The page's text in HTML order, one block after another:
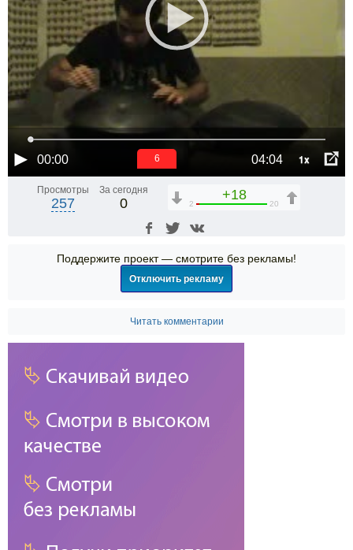
00:00 04:04 1x
6
Просмотры
257
За сегодня
0
+18
2 20
Поддержите проект — смотрите без рекламы!
Отключить рекламу
Читать комментарии